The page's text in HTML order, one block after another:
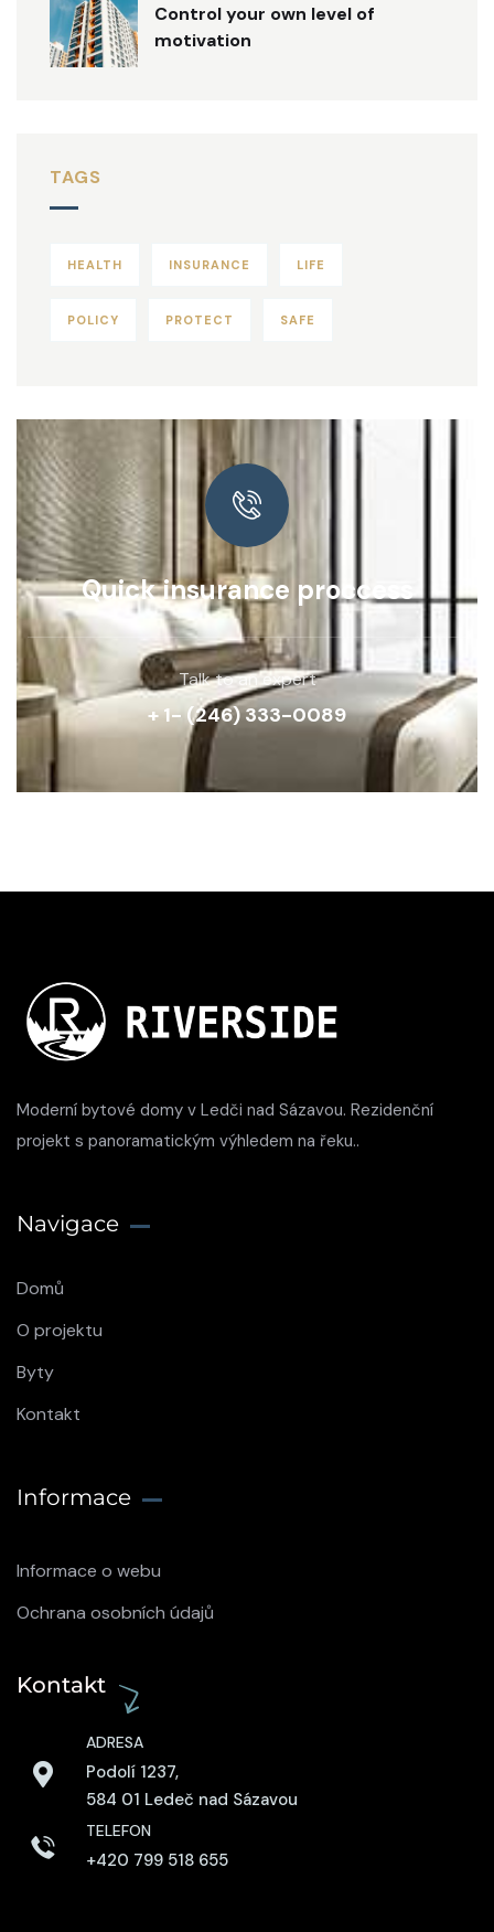
Control your own level of
motivation
TAGS
HEALTH INSURANCE LIFE
POLICY PROTECT SAFE
Quick insurance proccess
Talk to an expert
+ 1- (246) 333-0089
Moderní bytové domy v Ledči nad Sázavou. Rezidenční
projekt s panoramatickým výhledem na řeku..
Navigace
Domů
O projektu
Byty
Kontakt
Informace
Informace o webu
Ochrana osobních údajů
Kontakt
ADRESA
Podolí 1237,
584 01 Ledeč nad Sázavou
TELEFON
+420 799 518 655